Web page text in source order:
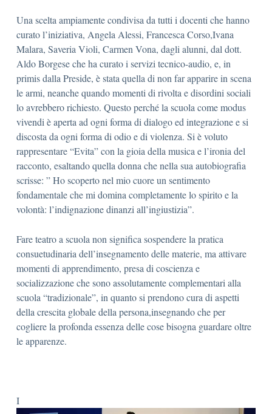
Una scelta ampiamente condivisa da tutti i docenti che hanno
curato l’iniziativa, Angela Alessi, Francesca Corso,Ivana
Malara, Saveria Violi, Carmen Vona, dagli alunni, dal dott.
Aldo Borgese che ha curato i servizi tecnico-audio, e, in
primis dalla Preside, è stata quella di non far apparire in scena
le armi, neanche quando momenti di rivolta e disordini sociali
lo avrebbero richiesto. Questo perché la scuola come modus
vivendi è aperta ad ogni forma di dialogo ed integrazione e si
discosta da ogni forma di odio e di violenza. Si è voluto
rappresentare “Evita” con la gioia della musica e l’ironia del
racconto, esaltando quella donna che nella sua autobiografia
scrisse: ” Ho scoperto nel mio cuore un sentimento
fondamentale che mi domina completamente lo spirito e la
volontà: l’indignazione dinanzi all’ingiustizia”.
Fare teatro a scuola non significa sospendere la pratica
consuetudinaria dell’insegnamento delle materie, ma attivare
momenti di apprendimento, presa di coscienza e
socializzazione che sono assolutamente complementari alla
scuola “tradizionale”, in quanto si prendono cura di aspetti
della crescita globale della persona,insegnando che per
cogliere la profonda essenza delle cose bisogna guardare oltre
le apparenze.
I